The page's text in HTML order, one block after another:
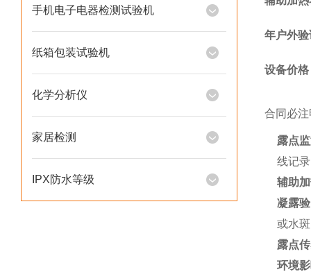
手机电子电器检测试验机
纸箱包装试验机
化学分析仪
家居检测
IPX防水等级
年户外
设备价格
合同必
露点
线记
辅助
凝露
或水
露点
环境